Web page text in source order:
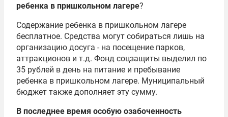
ребенка в пришкольном лагере?
Содержание ребенка в пришкольном лагере
бесплатное. Средства могут собираться лишь на
организацию досуга - на посещение парков,
аттракционов и т.д. Фонд соцзащиты выделил по
35 рублей в день на питание и пребывание
ребенка в пришкольном лагере. Муниципальный
бюджет также дополняет эту сумму.
В последнее время особую озабоченность